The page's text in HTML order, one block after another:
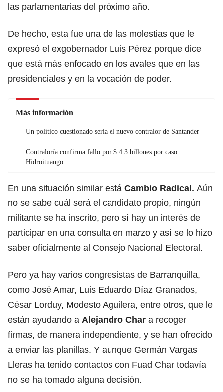
las parlamentarias del próximo año.
De hecho, esta fue una de las molestias que le
expresó el exgobernador Luis Pérez porque dice
que está más enfocado en los avales que en las
presidenciales y en la vocación de poder.
Más información
Un político cuestionado sería el nuevo contralor de Santander
Contraloría confirma fallo por $ 4.3 billones por caso
Hidroituango
En una situación similar está Cambio Radical. Aún
no se sabe cuál será el candidato propio, ningún
militante se ha inscrito, pero sí hay un interés de
participar en una consulta en marzo y así se lo hizo
saber oficialmente al Consejo Nacional Electoral.
Pero ya hay varios congresistas de Barranquilla,
como José Amar, Luis Eduardo Díaz Granados,
César Lorduy, Modesto Aguilera, entre otros, que le
están ayudando a Alejandro Char a recoger
firmas, de manera independiente, y se han ofrecido
a enviar las planillas. Y aunque Germán Vargas
Lleras ha tenido contactos con Fuad Char todavía
no se ha tomado alguna decisión.